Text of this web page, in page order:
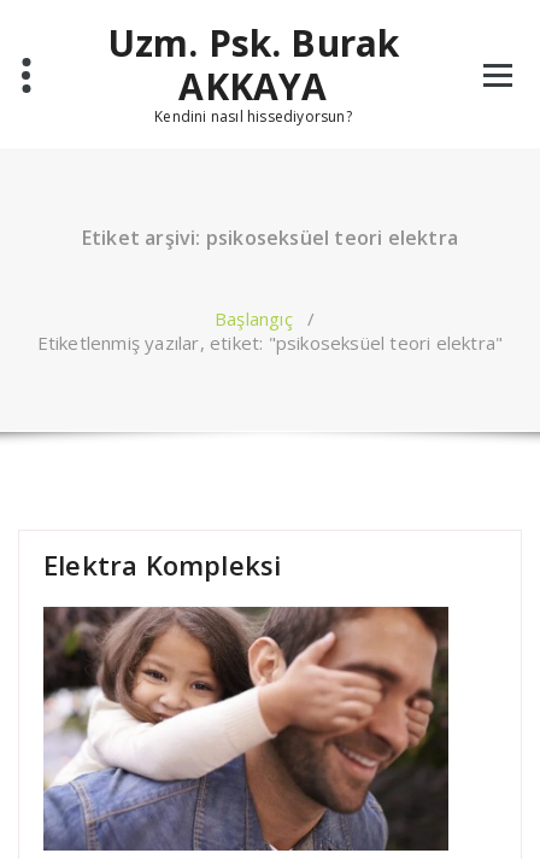
Uzm. Psk. Burak
AKKAYA
Kendini nasıl hissediyorsun?
Etiket arşivi: psikoseksüel teori elektra
Başlangıç/
Etiketlenmiş yazılar, etiket: "psikoseksüel teori elektra"
Elektra Kompleksi